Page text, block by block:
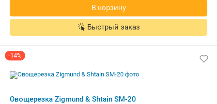
В корзину
Быстрый заказ
-14%
Овощерезка Zigmund & Shtain SM-20